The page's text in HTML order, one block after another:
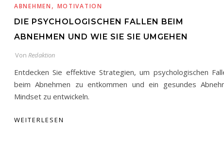
ABNEHMEN , MOTIVATION
DIE PSYCHOLOGISCHEN FALLEN BEIM
ABNEHMEN UND WIE SIE SIE UMGEHEN
Von Redaktion
Entdecken Sie effektive Strategien, um psychologischen
beim Abnehmen zu entkommen und ein gesundes
Mindset zu entwickeln.
WEITERLESEN